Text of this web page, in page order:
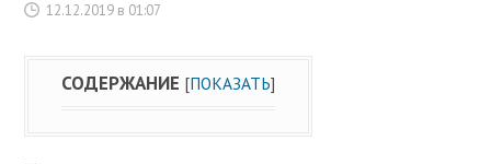
12.12.2019 в 01:07
СОДЕРЖАНИЕ [ПОКАЗАТЬ]